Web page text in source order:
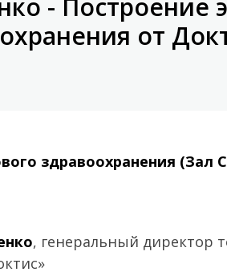
- Построение
от
здравоохранения (Зал
, генеральный директор